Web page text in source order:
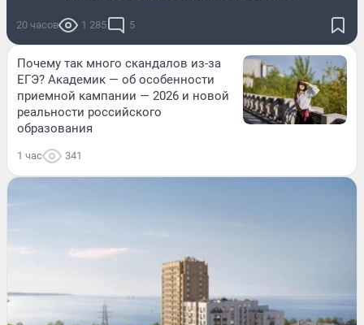
20 часов 1 285 5
Почему так много скандалов из-за
ЕГЭ? Академик — об особенности
приемной кампании — 2026 и новой
реальности российского
образования
1 час 341